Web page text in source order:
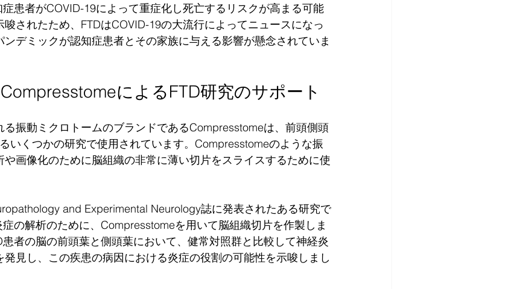
患者がCOVID-19によって重症化し死亡するリスクが高まる可能
されたため、FTDはCOVID-19の大流行によってニュースになっ
デミックが認知症患者とその家族に与える影響が懸念されていま
によるFTD研究のサポート
振動ミクロトームのブランドであるCompresstomeは、前頭側頭
いくつかの研究で使用されています。Compresstomeのような振
画像化のために脳組織の非常に薄い切片をスライスするために使
and Experimental Neurology誌に発表されたある研究で
の解析のために、Compresstomeを用いて脳組織切片を作製しま
患者の脳の前頭葉と側頭葉において、健常対照群と比較して神経炎
見し、この疾患の病因における炎症の役割の可能性を示唆しまし